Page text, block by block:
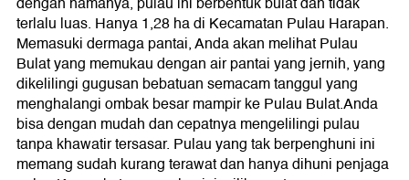
terlalu luas. Hanya 1,28 ha di Kecamatan Pulau Harapan.
Memasuki dermaga pantai, Anda akan melihat Pulau
Bulat yang memukau dengan air pantai yang jernih, yang
dikelilingi gugusan bebatuan semacam tanggul yang
menghalangi ombak besar mampir ke Pulau Bulat.Anda
bisa dengan mudah dan cepatnya mengelilingi pulau
tanpa khawatir tersasar. Pulau yang tak berpenghuni ini
memang sudah kurang terawat dan hanya dihuni penjaga